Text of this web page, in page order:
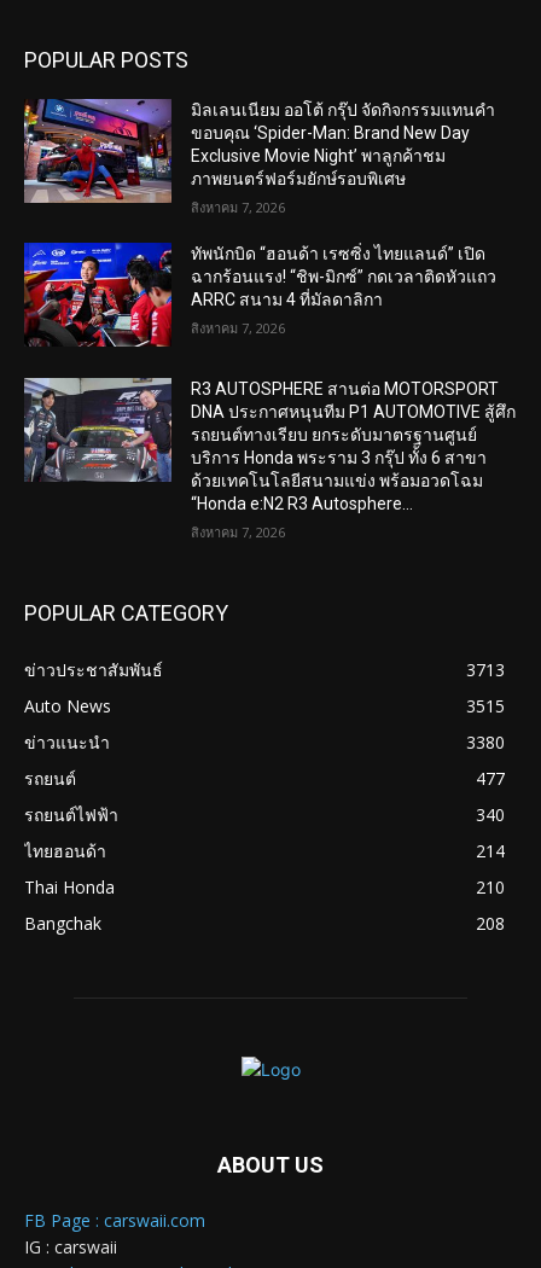
POPULAR POSTS
มิลเลนเนียม ออโต้ กรุ๊ป จัดกิจกรรมแทนคำ
ขอบคุณ ‘Spider-Man: Brand New Day
Exclusive Movie Night’ พาลูกค้าชม
ภาพยนตร์ฟอร์มยักษ์รอบพิเศษ
สิงหาคม 7, 2026
ทัพนักบิด “ฮอนด้า เรซซิ่ง ไทยแลนด์” เปิด
ฉากร้อนแรง! “ชิพ-มิกซ์” กดเวลาติดหัวแถว
ARRC สนาม 4 ที่มัลดาลิกา
สิงหาคม 7, 2026
R3 AUTOSPHERE สานต่อ MOTORSPORT
DNA ประกาศหนุนทีม P1 AUTOMOTIVE สู้ศึก
รถยนต์ทางเรียบ ยกระดับมาตรฐานศูนย์
บริการ Honda พระราม 3 กรุ๊ป ทั้ง 6 สาขา
ด้วยเทคโนโลยีสนามแข่ง พร้อมอวดโฉม
“Honda e:N2 R3 Autosphere...
สิงหาคม 7, 2026
POPULAR CATEGORY
ข่าวประชาสัมพันธ์
3713
Auto News
3515
ข่าวแนะนำ
3380
รถยนต์
477
รถยนต์ไฟฟ้า
340
ไทยฮอนด้า
214
Thai Honda
210
Bangchak
208
ABOUT US
FB Page : carswaii.com
IG : carswaii